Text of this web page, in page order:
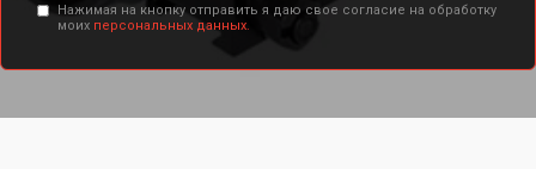
Нажимая на кнопку отправить я даю свое согласие на обработку
моих персональных данных.